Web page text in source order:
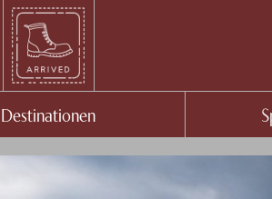
Destinationen